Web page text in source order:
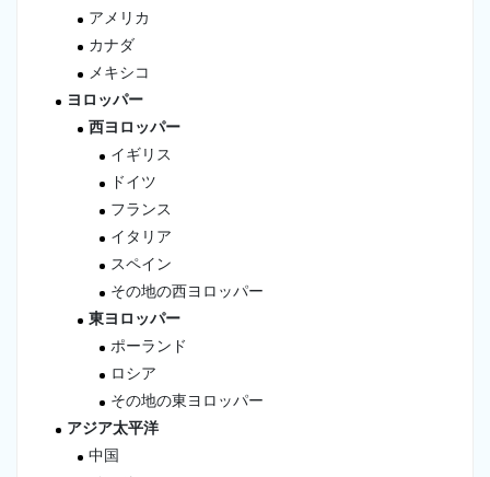
アメリカ
カナダ
メキシコ
ヨロッパー
西ヨロッパー
イギリス
ドイツ
フランス
イタリア
スペイン
その地の西ヨロッパー
東ヨロッパー
ポーランド
ロシア
その地の東ヨロッパー
アジア太平洋
中国